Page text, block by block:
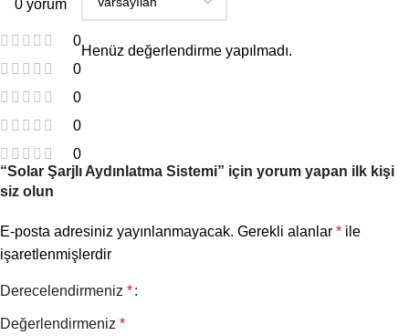
0 yorum
0
0
0
0
0
Henüz değerlendirme yapılmadı.
“Solar Şarjlı Aydınlatma Sistemi” için yorum yapan ilk kişi
siz olun
E-posta adresiniz yayınlanmayacak. Gerekli alanlar * ile
işaretlenmişlerdir
Derecelendirmeniz *
Değerlendirmeniz *